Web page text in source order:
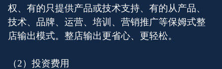
权、有的只提供产品或技术支持、有的从产品、
技术、品牌、运营、培训、营销推广等保姆式整
店输出模式。整店输出更省心、更轻松。
（2）投资费用